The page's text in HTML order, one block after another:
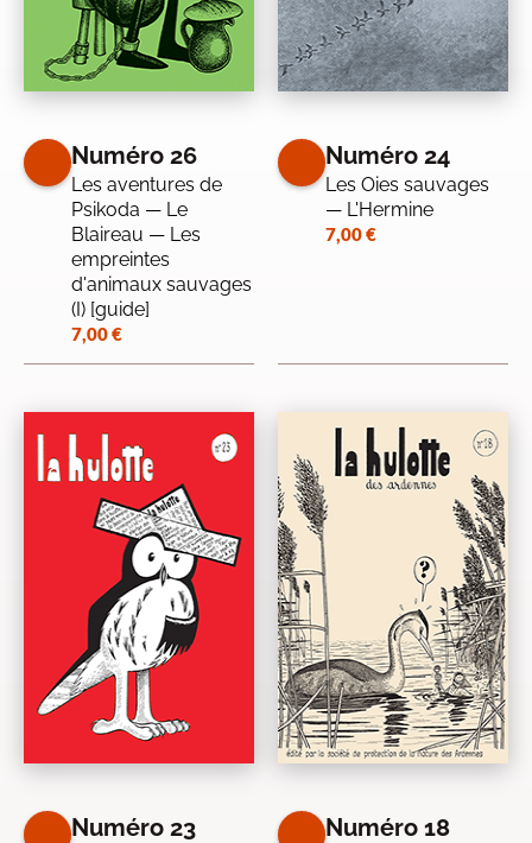
Numéro 26
Les aventures de
Psikoda — Le
Blaireau — Les
empreintes
d'animaux sauvages
(I) [guide]
7,00€
Numéro 24
Les Oies sauvages
— L'Hermine
7,00€
Numéro 23 Numéro 18